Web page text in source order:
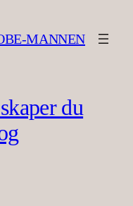
MANNEN
du